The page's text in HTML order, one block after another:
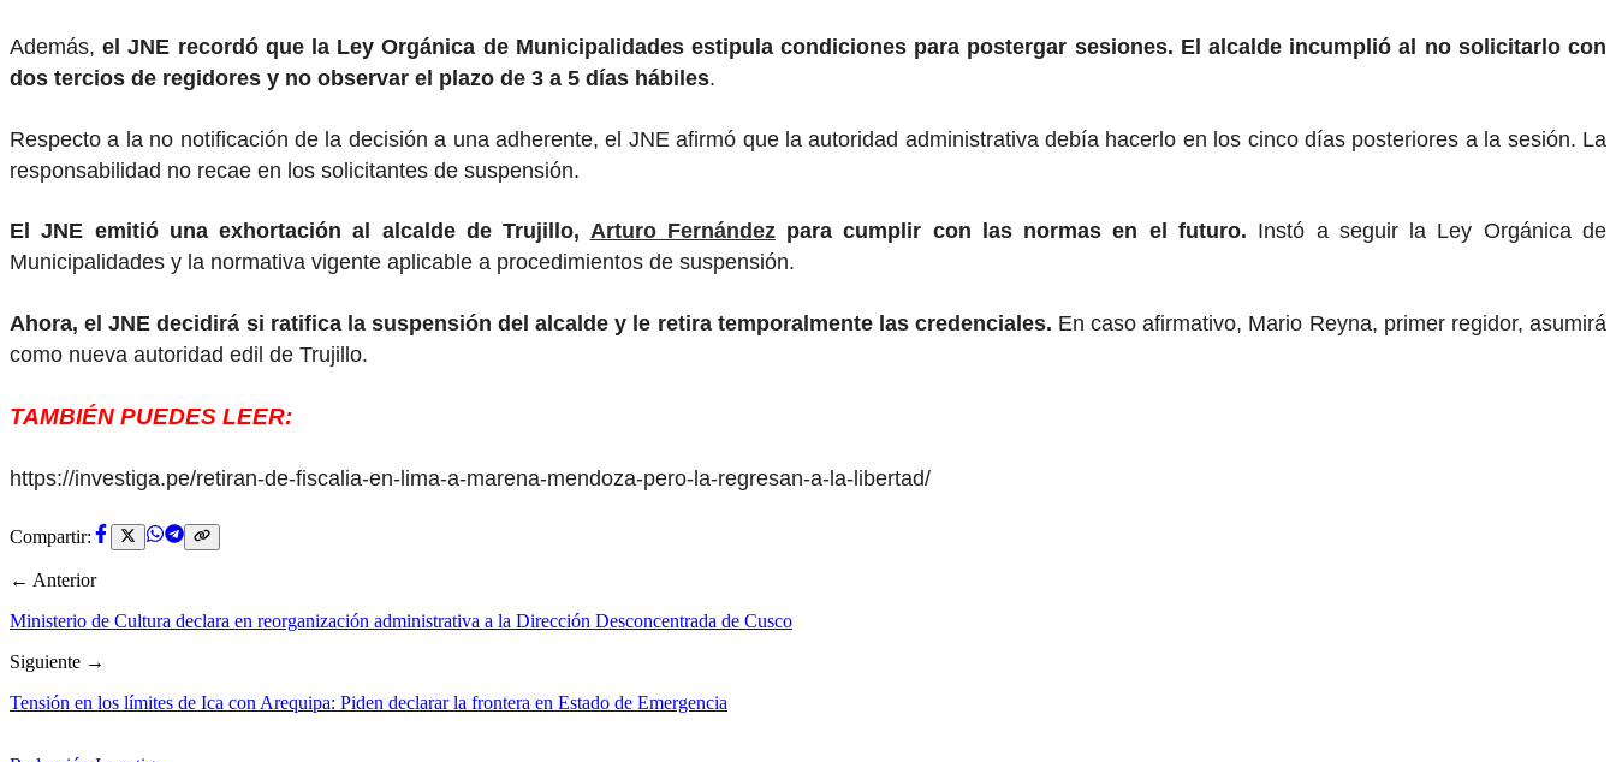
Además,el JNE recordó que la Ley Orgánica de Municipalidades estipula condiciones para postergar sesiones. El alcalde incumplió al no solicitarlo con
dos tercios de regidores y no observar el plazo de 3 a 5 días hábiles.
Respecto a la no notificación de la decisión a una adherente, el JNE afirmó que la autoridad administrativa debía hacerlo en los cinco días posteriores a la sesión. La
responsabilidad no recae en los solicitantes de suspensión.
El JNE emitió una exhortación al alcalde de Trujillo, Arturo Fernándezpara cumplir con las normas en el futuro. Instó a seguir la Ley Orgánica de
Municipalidades y la normativa vigente aplicable a procedimientos de suspensión.
Ahora, el JNE decidirá si ratifica la suspensión del alcalde y le retira temporalmente las credenciales. En caso afirmativo, Mario Reyna, primer regidor, asumirá
como nueva autoridad edil de Trujillo.
TAMBIÉN PUEDES LEER:
https://investiga.pe/retiran-de-fiscalia-en-lima-a-marena-mendoza-pero-la-regresan-a-la-libertad/
Compartir:
← Anterior
Ministerio de Cultura declara en reorganización administrativa a la Dirección Desconcentrada de Cusco
Siguiente →
Tensión en los límites de Ica con Arequipa: Piden declarar la frontera en Estado de Emergencia